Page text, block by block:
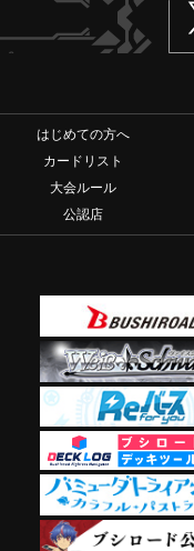
はじめての方へ
カードリスト
大会ルール
公認店